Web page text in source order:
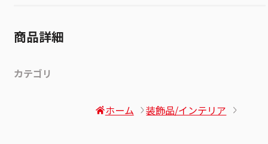
商品詳細
カテゴリ
ホーム 装飾品/インテリア